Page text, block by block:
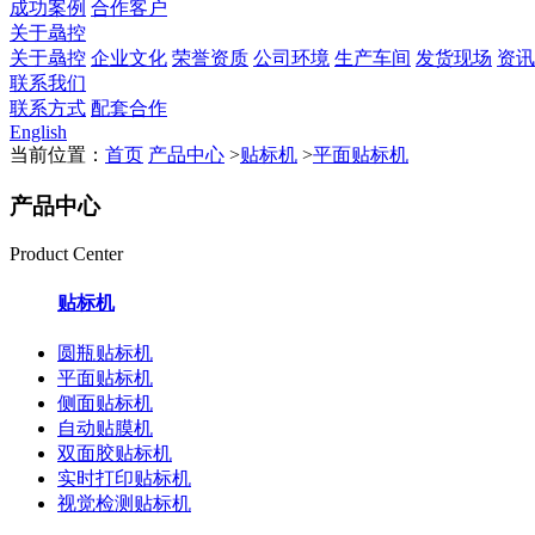
成功案例 合作客户
关于骉控
关于骉控 企业文化 荣誉资质 公司环境 生产车间 发货现场 资
联系我们
联系方式 配套合作
English
当前位置： 首页 产品中心 >贴标机 >平面贴标机
产品中心
Product Center
贴标机
圆瓶贴标机
平面贴标机
侧面贴标机
自动贴膜机
双面胶贴标机
实时打印贴标机
视觉检测贴标机